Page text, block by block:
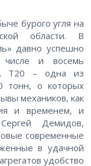
бурого угля на
области. В
давно успешно
и восемь
Т20 – одна из
тонн, о которых
механиков, как
и временем, и
Демидов,
современные
в удачной
удобство